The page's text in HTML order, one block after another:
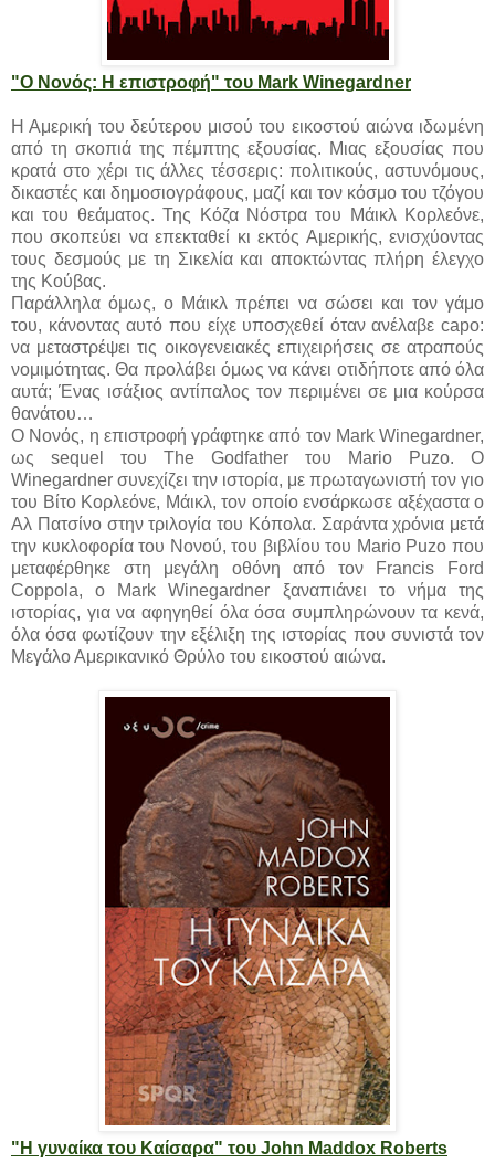
"Ο Νονός: Η επιστροφή" του Mark Winegardner
Η Αμερική του δεύτερου μισού του εικοστού αιώνα ιδωμένη
από τη σκοπιά της πέμπτης εξουσίας. Μιας εξουσίας που
κρατά στο χέρι τις άλλες τέσσερις: πολιτικούς, αστυνόμους,
δικαστές και δημοσιογράφους, μαζί και τον κόσμο του τζόγου
και του θεάματος. Της Κόζα Νόστρα του Μάικλ Κορλεόνε,
που σκοπεύει να επεκταθεί κι εκτός Αμερικής, ενισχύοντας
τους δεσμούς με τη Σικελία και αποκτώντας πλήρη έλεγχο
της Κούβας.
Παράλληλα όμως, ο Μάικλ πρέπει να σώσει και τον γάμο
του, κάνοντας αυτό που είχε υποσχεθεί όταν ανέλαβε capo:
να μεταστρέψει τις οικογενειακές επιχειρήσεις σε ατραπούς
νομιμότητας. Θα προλάβει όμως να κάνει οτιδήποτε από όλα
αυτά; Ένας ισάξιος αντίπαλος τον περιμένει σε μια κούρσα
θανάτου…
O Νονός, η επιστροφή γράφτηκε από τον Mark Winegardner,
ως sequel του The Godfather του Mario Puzo. Ο
Winegardner συνεχίζει την ιστορία, με πρωταγωνιστή τον γιο
του Βίτο Κορλεόνε, Μάικλ, τον οποίο ενσάρκωσε αξέχαστα ο
Αλ Πατσίνο στην τριλογία του Κόπολα. Σαράντα χρόνια μετά
την κυκλοφορία του Νονού, του βιβλίου του Mario Puzo που
μεταφέρθηκε στη μεγάλη οθόνη από τον Francis Ford
Coppola, ο Mark Winegardner ξαναπιάνει το νήμα της
ιστορίας, για να αφηγηθεί όλα όσα συμπληρώνουν τα κενά,
όλα όσα φωτίζουν την εξέλιξη της ιστορίας που συνιστά τον
Μεγάλο Αμερικανικό Θρύλο του εικοστού αιώνα.
"Η γυναίκα του Καίσαρα" του John Maddox Roberts